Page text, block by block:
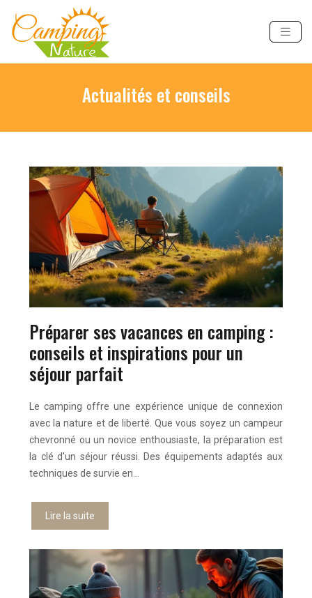
Actualités et conseils
Préparer ses vacances en camping :
conseils et inspirations pour un
séjour parfait
Le camping offre une expérience unique de connexion
avec la nature et de liberté. Que vous soyez un campeur
chevronné ou un novice enthousiaste, la préparation est
la clé d’un séjour réussi. Des équipements adaptés aux
techniques de survie en…
Lire la suite